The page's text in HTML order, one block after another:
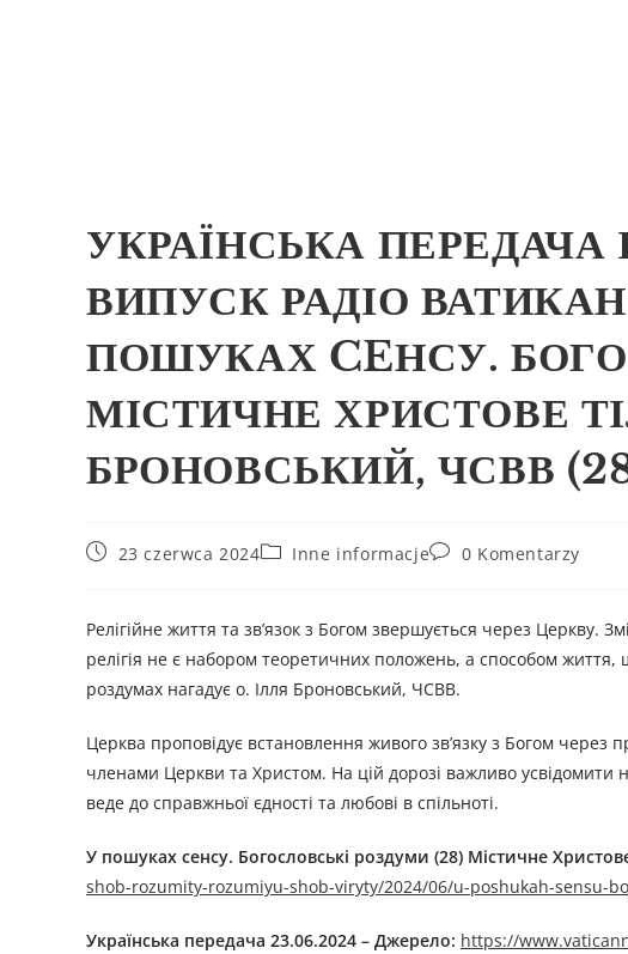
УКРАЇНСЬКА ПЕРЕДАЧА
ВИПУСК РАДІО
ПОШУКАХ CEНСУ.
МІСТИЧНЕ ХРИСТОВЕ
БРОНОВСЬКИЙ, ЧСВВ
23 czerwca 2024 Inne informacje 0 Komentarzy
Релігійне життя та зв’язок з Богом звершується через Церкву.
релігія не є набором теоретичних положень, а способом життя,
роздумах нагадує о. Ілля Броновський, ЧСВВ.
Церква проповідує встановлення живого зв’язку з Богом
членами Церкви та Христом. На цій дорозі важливо усвідомити
веде до справжньої єдності та любові в спільноті.
У пошуках ceнсу. Богословські роздуми (28) Містичне
shob-rozumity-rozumiyu-shob-viryty/2024/06/u-poshukah-sensu-
Українська передача 23.06.2024 – Джерелo: https://